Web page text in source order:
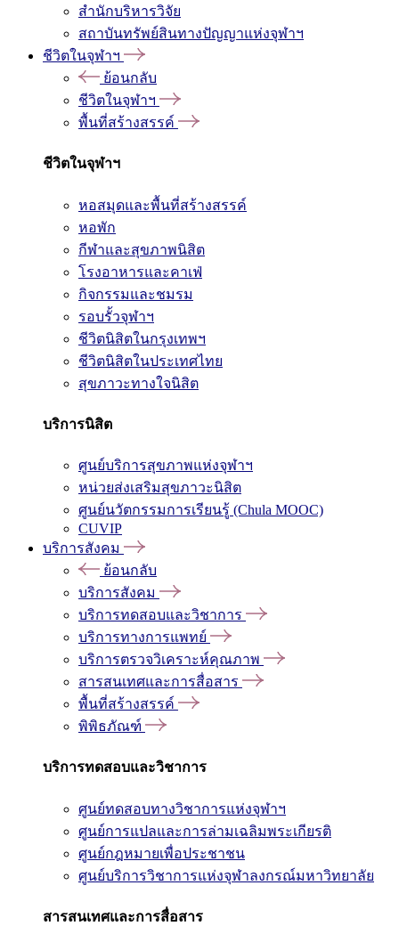
สำนักบริหารวิจัย
สถาบันทรัพย์สินทางปัญญาแห่งจุฬาฯ
ชีวิตในจุฬาฯ
ย้อนกลับ
ชีวิตในจุฬาฯ
พื้นที่สร้างสรรค์
ชีวิตในจุฬาฯ
หอสมุดและพื้นที่สร้างสรรค์
หอพัก
กีฬาและสุขภาพนิสิต
โรงอาหารและคาเฟ่
กิจกรรมและชมรม
รอบรั้วจุฬาฯ
ชีวิตนิสิตในกรุงเทพฯ
ชีวิตนิสิตในประเทศไทย
สุขภาวะทางใจนิสิต
บริการนิสิต
ศูนย์บริการสุขภาพแห่งจุฬาฯ
หน่วยส่งเสริมสุขภาวะนิสิต
ศูนย์นวัตกรรมการเรียนรู้ (Chula MOOC)
CUVIP
บริการสังคม
ย้อนกลับ
บริการสังคม
บริการทดสอบและวิชาการ
บริการทางการแพทย์
บริการตรวจวิเคราะห์คุณภาพ
สารสนเทศและการสื่อสาร
พื้นที่สร้างสรรค์
พิพิธภัณฑ์
บริการทดสอบและวิชาการ
ศูนย์ทดสอบทางวิชาการแห่งจุฬาฯ
ศูนย์การแปลและการล่ามเฉลิมพระเกียรติ
ศูนย์กฎหมายเพื่อประชาชน
ศูนย์บริการวิชาการแห่งจุฬาลงกรณ์มหาวิทยาลัย
สารสนเทศและการสื่อสาร